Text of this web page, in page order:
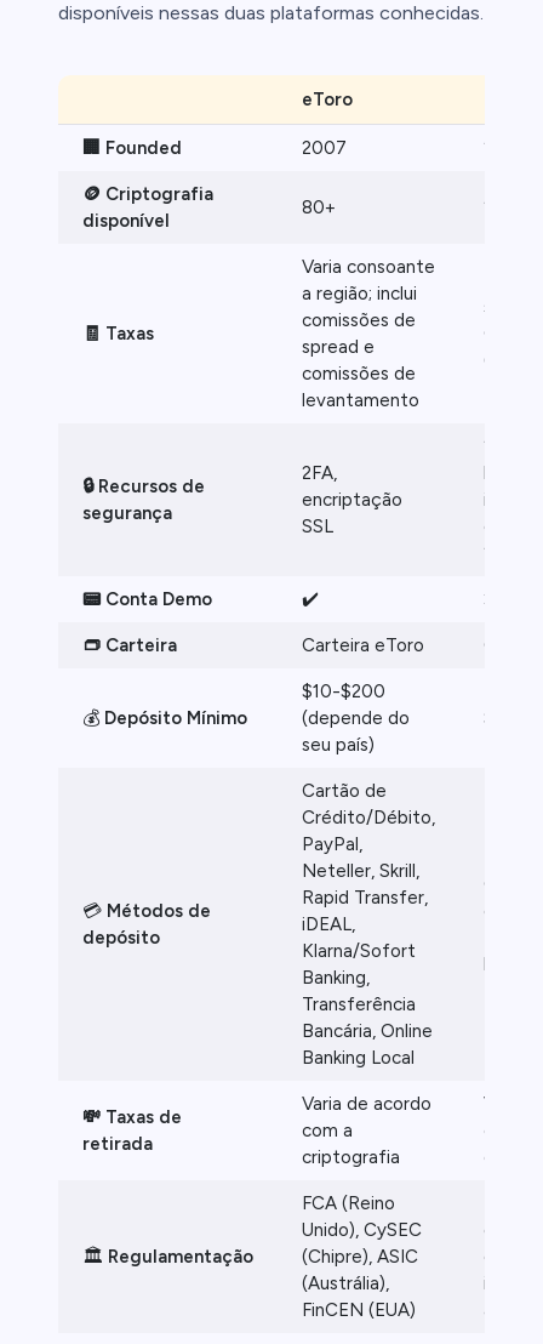
disponíveis nessas duas plataformas conhecidas.
eToro
🏢 Founded 2007 2012
🪙 Criptografia
disponível
80+ 250+
🧾 Taxas
Varia consoante
a região; inclui
comissões de
spread e
comissões de
levantamento
🔒 Recursos de
segurança
2FA,
encriptação
SSL
2FA,
256
📟 Conta Demo ✔️ ❌
👝 Carteira Carteira eToro
💰 Depósito Mínimo
$10-$200
(depende do
seu país)
$1
💳 Métodos de
depósito
Cartão de
Crédito/Débito,
PayPal,
Neteller, Skrill,
Rapid Transfer,
iDEAL,
Klarna/Sofort
Banking,
Transferência
Bancária, Online
Banking Local
conta
💸 Taxas de
retirada
Varia de acordo
com a
criptografia
Varia
com a
🏛️ Regulamentação
FCA (Reino
Unido), CySEC
(Chipre), ASIC
(Austrália),
FinCEN (EUA)
e
a SEC